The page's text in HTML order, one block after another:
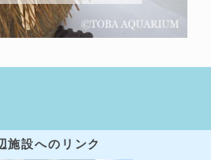
施設へのリンク